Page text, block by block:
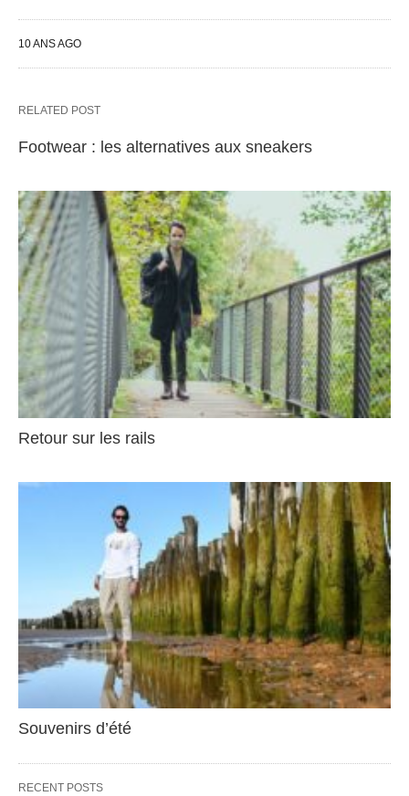
10 ANS AGO
RELATED POST
Footwear : les alternatives aux sneakers
Retour sur les rails
Souvenirs d’été
RECENT POSTS